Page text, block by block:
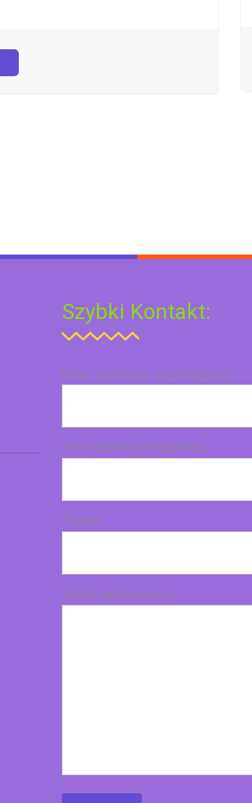
Szybki Kontakt:
Imię i nazwisko (wymagane)
Twój email (wymagane)
Temat
Treść wiadomości